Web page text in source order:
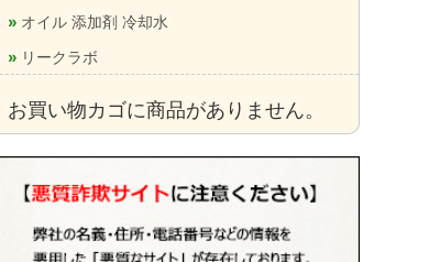
オイル 添加剤 冷却水
リークラボ
お買い物カゴに商品がありません。